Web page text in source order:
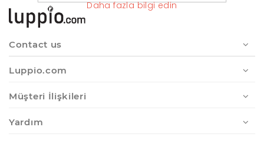
Contact us
Luppio.com
Müşteri İlişkileri
Yardım
Daha fazla bilgi edin